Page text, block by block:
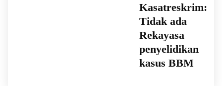
Kasatreskrim:
Tidak ada
Rekayasa
penyelidikan
kasus BBM